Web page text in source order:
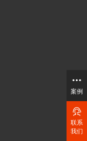
案例
联系
我们